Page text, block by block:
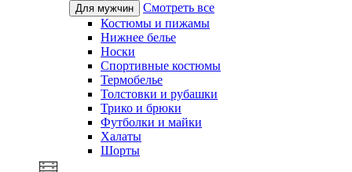
Для мужчин
Смотреть все
Костюмы и пижамы
Нижнее белье
Носки
Спортивные костюмы
Термобелье
Толстовки и рубашки
Трико и брюки
Футболки и майки
Халаты
Шорты